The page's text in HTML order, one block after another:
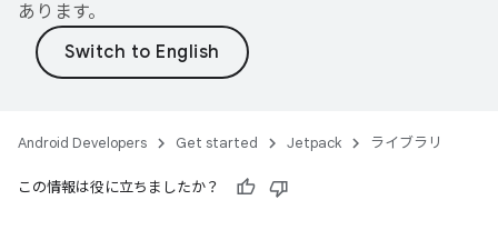
あります。
Android Developers Get started Jetpack ライブラリ
この情報は役に立ちましたか？